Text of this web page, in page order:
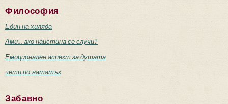
Философия
Един на хиляда
Ами... ако наистина се случи?
Емоционален аспект за душата
чети по-нататък
Забавно